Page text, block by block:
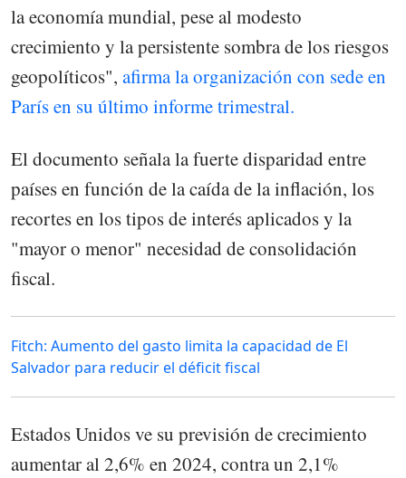
la economía mundial, pese al modesto
crecimiento y la persistente sombra de los riesgos
geopolíticos", afirma la organización con sede en
París en su último informe trimestral.
El documento señala la fuerte disparidad entre
países en función de la caída de la inflación, los
recortes en los tipos de interés aplicados y la
"mayor o menor" necesidad de consolidación
fiscal.
Fitch: Aumento del gasto limita la capacidad de El
Salvador para reducir el déficit fiscal
Estados Unidos ve su previsión de crecimiento
aumentar al 2,6% en 2024, contra un 2,1%